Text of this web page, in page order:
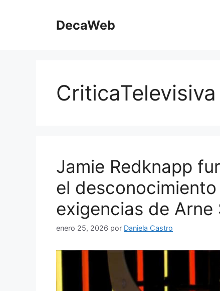
DecaWeb
CriticaTelevisiva
Jamie Redknapp
el
exigencias de Arne
enero 25, 2026 por Daniela Castro